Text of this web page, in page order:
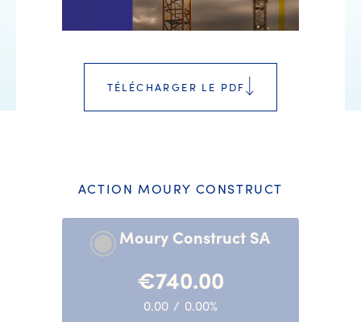
TÉLÉCHARGER LE PDF
RAPPORT ANNUEL 2025
ACTION MOURY CONSTRUCT
Moury Construct SA
€740.00
0.00 / 0.00%